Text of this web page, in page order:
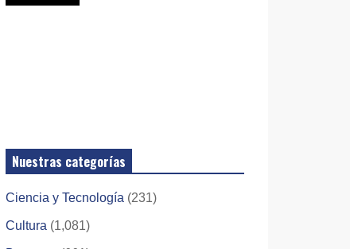
Nuestras categorías
Ciencia y Tecnología (231)
Cultura (1,081)